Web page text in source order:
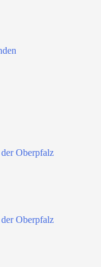
Oberpfalz
Oberpfalz